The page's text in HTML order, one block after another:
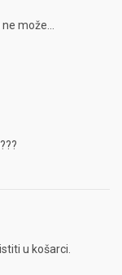
može…
u košarci.